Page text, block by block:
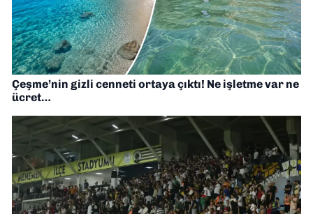
Çeşme’nin gizli cenneti ortaya çıktı! Ne işletme var ne
ücret…